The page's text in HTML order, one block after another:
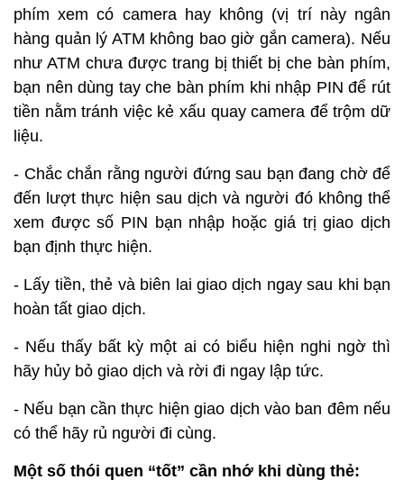
phím xem có camera hay không (vị trí này ngân
hàng quản lý ATM không bao giờ gắn camera). Nếu
như ATM chưa được trang bị thiết bị che bàn phím,
bạn nên dùng tay che bàn phím khi nhập PIN để rút
tiền nằm tránh việc kẻ xấu quay camera để trộm dữ
liệu.
- Chắc chắn rằng người đứng sau bạn đang chờ để
đến lượt thực hiện sau dịch và người đó không thể
xem được số PIN bạn nhập hoặc giá trị giao dịch
bạn định thực hiện.
- Lấy tiền, thẻ và biên lai giao dịch ngay sau khi bạn
hoàn tất giao dịch.
- Nếu thấy bất kỳ một ai có biểu hiện nghi ngờ thì
hãy hủy bỏ giao dịch và rời đi ngay lập tức.
- Nếu bạn cần thực hiện giao dịch vào ban đêm nếu
có thể hãy rủ người đi cùng.
Một số thói quen “tốt” cần nhớ khi dùng thẻ: